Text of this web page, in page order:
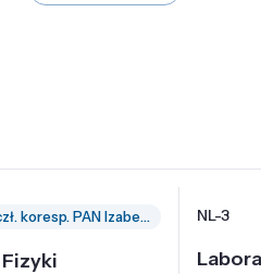
prof. dr hab., czł. koresp. PAN Izabella Grzegory NL-3